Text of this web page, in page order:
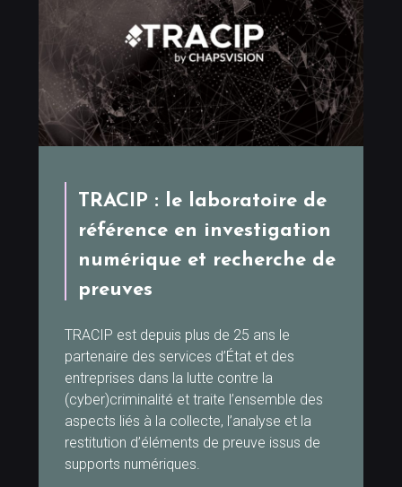
TRACIP : le laboratoire de
référence en investigation
numérique et recherche de
preuves
TRACIP est depuis plus de 25 ans le
partenaire des services d’État et des
entreprises dans la lutte contre la
(cyber)criminalité et traite l’ensemble des
aspects liés à la collecte, l’analyse et la
restitution d’éléments de preuve issus de
supports numériques.